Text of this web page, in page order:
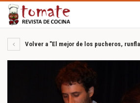
Volver a "El mejor de los pucheros,